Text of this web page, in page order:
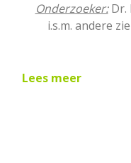
Onderzoeker:Dr.
i.s.m. andere
Lees meer